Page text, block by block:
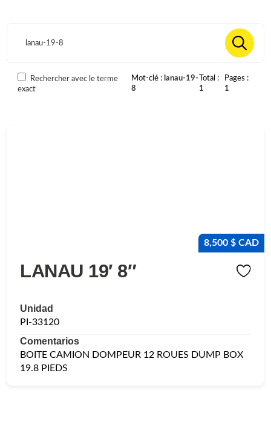
Rechercher avec le terme
exact
Mot-clé
lanau-19-
8
Total
1
Pages
1
8,500 $ CAD
LANAU 19′ 8″
Unidad
PI-33120
Comentarios
BOITE CAMION DOMPEUR 12 ROUES DUMP BOX
19.8 PIEDS